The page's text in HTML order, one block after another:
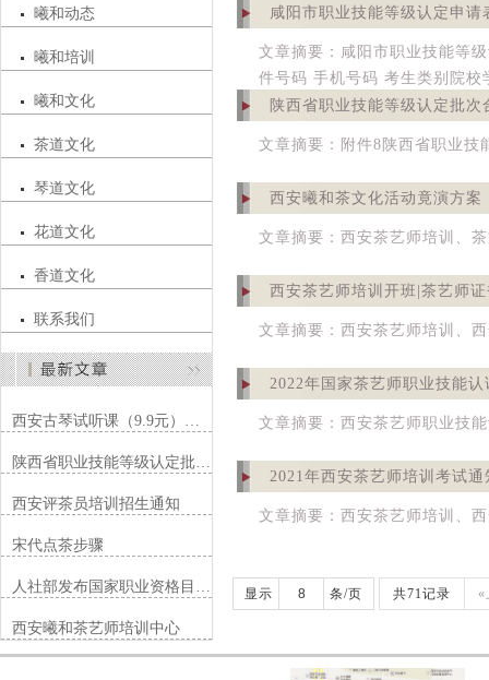
曦和动态
曦和培训
曦和文化
茶道文化
琴道文化
花道文化
香道文化
联系我们
西安古琴试听课（9.9元）…
陕西省职业技能等级认定批…
西安评茶员培训招生通知
宋代点茶步骤
人社部发布国家职业资格目…
西安曦和茶艺师培训中心
咸阳市职业技能等级认定申请
文章摘要：咸阳市职业技能等
件号码 手机号码 考生类别院
陕西省职业技能等级认定批
文章摘要：附件8陕西省职业
西安曦和茶文化活动竟演方案
文章摘要：西安茶艺师培训、
西安茶艺师培训开班|茶艺师
文章摘要：西安茶艺师培训、
2022年国家茶艺师职业技能认
文章摘要：西安茶艺师职业技
2021年西安茶艺师培训考试通
文章摘要：西安茶艺师培训、
显示 条/页 共71记录 «